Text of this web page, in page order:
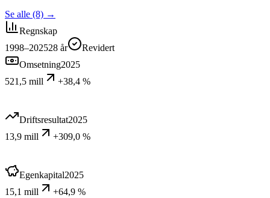
Se alle (8) →
Regnskap
1998–202528 år
Revidert
Omsetning2025
521,5 mill
+38,4 %
Driftsresultat2025
13,9 mill
+309,0 %
Egenkapital2025
15,1 mill
+64,9 %